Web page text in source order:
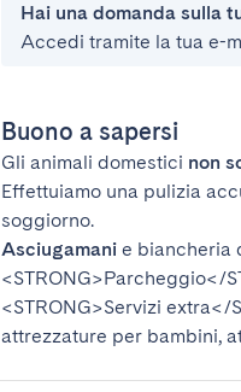
Hai una domanda sulla
Accedi tramite la tua e-
Buono a sapersi
Gli animali domestici non
Effettuiamo una pulizia
soggiorno.
Asciugamani e biancheria
<STRONG>Parcheggio</
<STRONG>Servizi extra</
attrezzature per bambini,